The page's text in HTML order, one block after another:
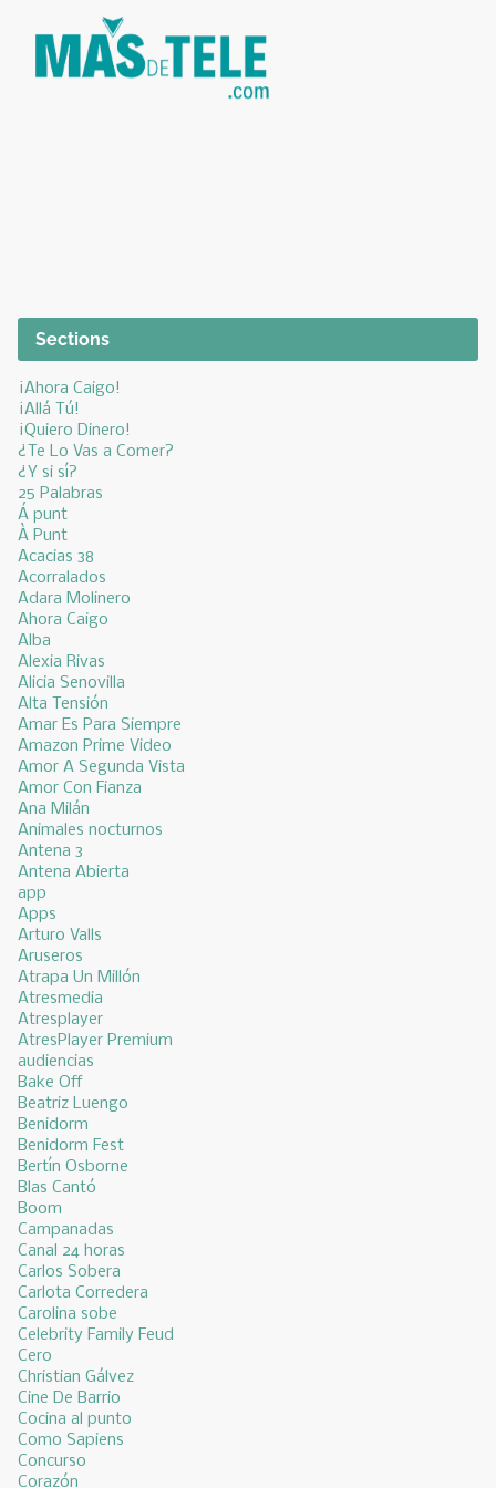
Sections
¡Ahora Caigo!
¡Allá Tú!
¡Quiero Dinero!
¿Te Lo Vas a Comer?
¿Y si sí?
25 Palabras
Á punt
À Punt
Acacias 38
Acorralados
Adara Molinero
Ahora Caigo
Alba
Alexia Rivas
Alicia Senovilla
Alta Tensión
Amar Es Para Siempre
Amazon Prime Video
Amor A Segunda Vista
Amor Con Fianza
Ana Milán
Animales nocturnos
Antena 3
Antena Abierta
app
Apps
Arturo Valls
Aruseros
Atrapa Un Millón
Atresmedia
Atresplayer
AtresPlayer Premium
audiencias
Bake Off
Beatriz Luengo
Benidorm
Benidorm Fest
Bertín Osborne
Blas Cantó
Boom
Campanadas
Canal 24 horas
Carlos Sobera
Carlota Corredera
Carolina sobe
Celebrity Family Feud
Cero
Christian Gálvez
Cine De Barrio
Cocina al punto
Como Sapiens
Concurso
Corazón